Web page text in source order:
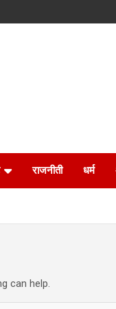
राजनीती धर्म
can help.